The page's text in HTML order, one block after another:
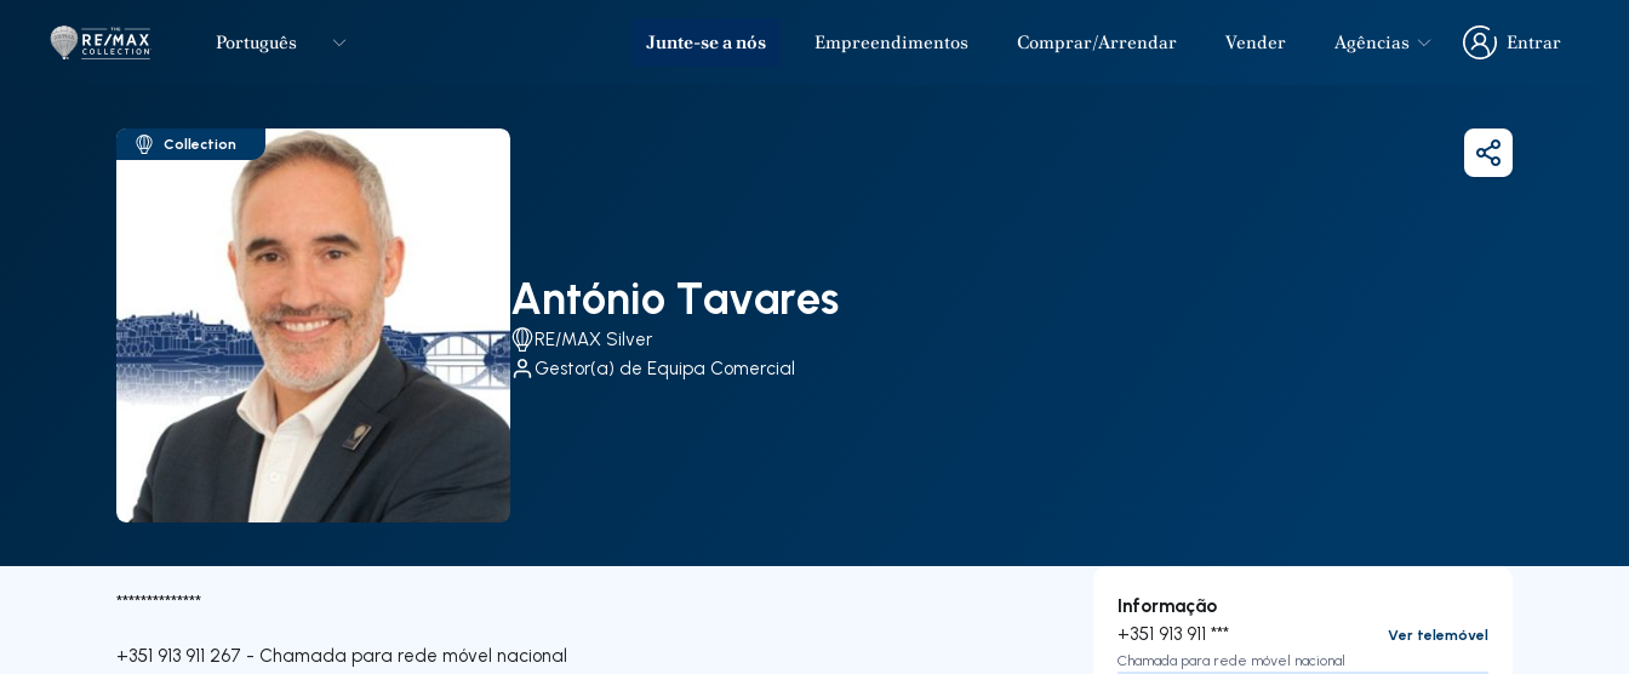
LogoIr para página inicial
Português Junte-se a nós Empreendimentos Comprar/Arrendar Vender Agências
Entrar
Entrar
Collection
António Tavares
RE/MAX Silver
Gestor(a) de Equipa Comercial
Partilhar
**************
+351 913 911 267 - Chamada para rede móvel nacional
Informação
+351 913 911 ***
Ver telemóvel
Chamada para rede móvel nacional